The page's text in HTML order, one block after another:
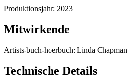
Produktionsjahr: 2023
Mitwirkende
Artists-buch-hoerbuch: Linda Chapman
Technische Details